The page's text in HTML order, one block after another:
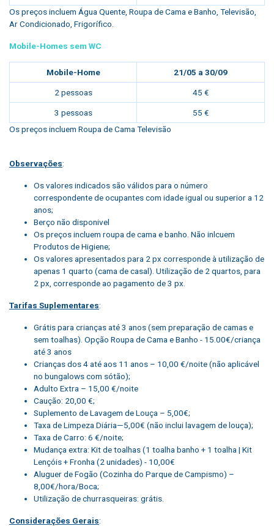
Os preços incluem Água Quente, Roupa de Cama e Banho, Televisão,
Ar Condicionado, Frigorífico.
Mobile-Homes sem WC
Mobile-Home 21/05 a 30/09
2 pessoas 45 €
3 pessoas
55 €
Os preços incluem Roupa de Cama Televisão
Observações:
Os valores indicados são válidos para o número
correspondente de ocupantes com idade igual ou superior a 12
anos;
Berço não disponivel
Os preços incluem roupa de cama e banho. Não inlcuem
Produtos de Higiene;
Os valores apresentados para 2 px corresponde à utilização de
apenas 1 quarto (cama de casal). Utilização de 2 quartos, para
2 px, corresponde ao pagamento de 3 px.
Tarifas Suplementares:
Grátis para crianças até 3 anos (sem preparação de camas e
sem toalhas). Opção Roupa de Cama e Banho - 15.00€/criança
até 3 anos
Crianças dos 4 até aos 11 anos – 10,00 €/noite (não aplicável
no bungalows com sótão);
Adulto Extra – 15,00 €/noite
Caução: 20,00 €;
Suplemento de Lavagem de Louça – 5,00€;
Taxa de Limpeza Diária—5,00€ (não inclui lavagem de louça);
Taxa de Carro: 6 €/noite;
Mudança extra: Kit de toalhas (1 toalha banho + 1 toalha | Kit
Lençóis + Fronha (2 unidades) - 10,00€
Aluguer de Fogão (Cozinha do Parque de Campismo) –
8,00€/hora/Boca;
Utilização de churrasqueiras: grátis.
Considerações Gerais: